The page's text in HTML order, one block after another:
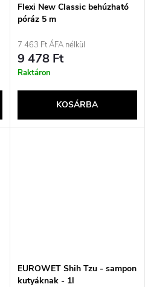
Flexi New Classic behúzható
póráz 5 m
7 463 Ft ÁFA nélkül
9 478 Ft
Raktáron
KOSÁRBA
EUROWET Shih Tzu - sampon
kutyáknak - 1l